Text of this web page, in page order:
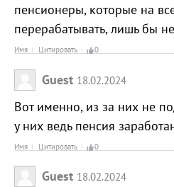
пенсионеры, которые на
перерабатывать, лишь бы
Имя Цитировать 0
Guest 18.02.2024
Вот именно, из за них не
у них ведь пенсия
Имя Цитировать 0
Guest 18.02.2024